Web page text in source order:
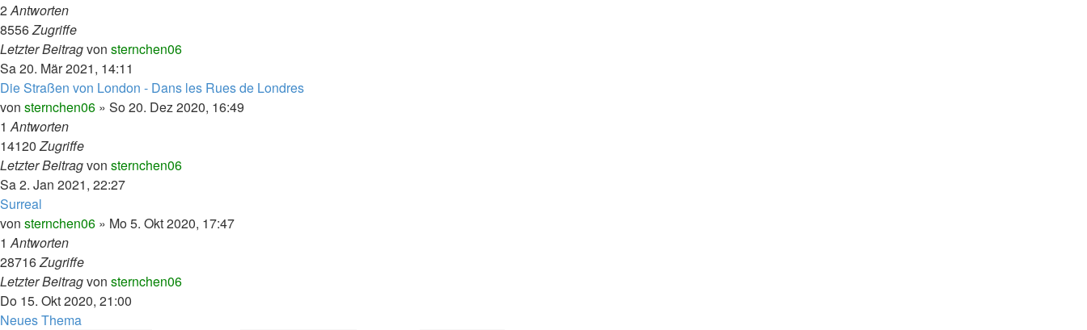
2Antworten
8556Zugriffe
Letzter Beitragvon sternchen06
Sa 20. Mär 2021, 14:11
Die Straßen von London - Dans les Rues de Londres
von sternchen06 » So 20. Dez 2020, 16:49
1Antworten
14120Zugriffe
Letzter Beitragvon sternchen06
Sa 2. Jan 2021, 22:27
Surreal
von sternchen06 » Mo 5. Okt 2020, 17:47
1Antworten
28716Zugriffe
Letzter Beitragvon sternchen06
Do 15. Okt 2020, 21:00
Neues Thema